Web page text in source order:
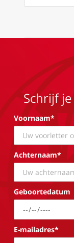
Schrijf
Voornaam*
Achternaam*
Geboortedatum
E-mailadres*